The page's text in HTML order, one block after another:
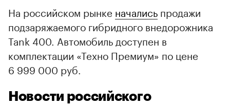
На российском рынке начались продажи
подзаряжаемого гибридного внедорожника
Tank 400. Автомобиль доступен в
комплектации «Техно Премиум» по цене
6 999 000 руб.
Новости российского